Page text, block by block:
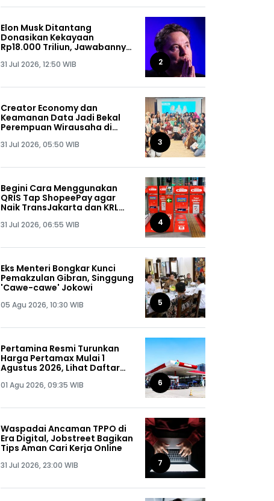
Elon Musk Ditantang
Donasikan Kekayaan
Rp18.000 Triliun, Jawabannya
31 Jul 2026, 12:50 WIB 2
Creator Economy dan
Keamanan Data Jadi Bekal
Perempuan Wirausaha di
31 Jul 2026, 05:50 WIB 3
Begini Cara Menggunakan
QRIS Tap ShopeePay agar
Naik TransJakarta dan KRL
31 Jul 2026, 06:55 WIB 4
Eks Menteri Bongkar Kunci
Pemakzulan Gibran, Singgung
'Cawe-cawe' Jokowi
05 Agu 2026, 10:30 WIB 5
Pertamina Resmi Turunkan
Harga Pertamax Mulai 1
Agustus 2026, Lihat Daftar
01 Agu 2026, 09:35 WIB 6
Waspadai Ancaman TPPO di
Era Digital, Jobstreet Bagikan
Tips Aman Cari Kerja Online
31 Jul 2026, 23:00 WIB 7